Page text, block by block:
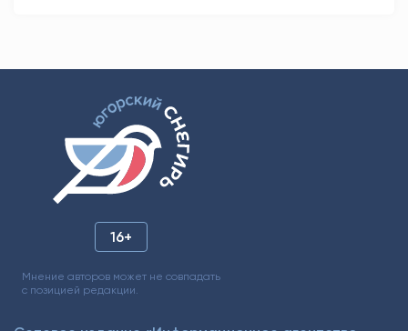
16+
Мнение авторов может не совпадать
с позицией редакции.